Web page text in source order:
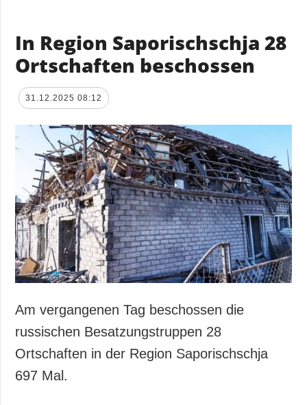
In Region Saporischschja 28
Ortschaften beschossen
31.12.2025 08:12
Am vergangenen Tag beschossen die
russischen Besatzungstruppen 28
Ortschaften in der Region Saporischschja
697 Mal.